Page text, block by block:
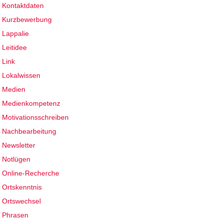
Kontaktdaten
Kurzbewerbung
Lappalie
Leitidee
Link
Lokalwissen
Medien
Medienkompetenz
Motivationsschreiben
Nachbearbeitung
Newsletter
Notlügen
Online-Recherche
Ortskenntnis
Ortswechsel
Phrasen